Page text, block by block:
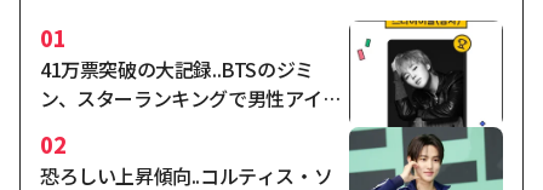
01
41万票突破の大記録..BTSのジミ
ン、スターランキングで男性アイド
02
恐ろしい上昇傾向..コルティス・ソ